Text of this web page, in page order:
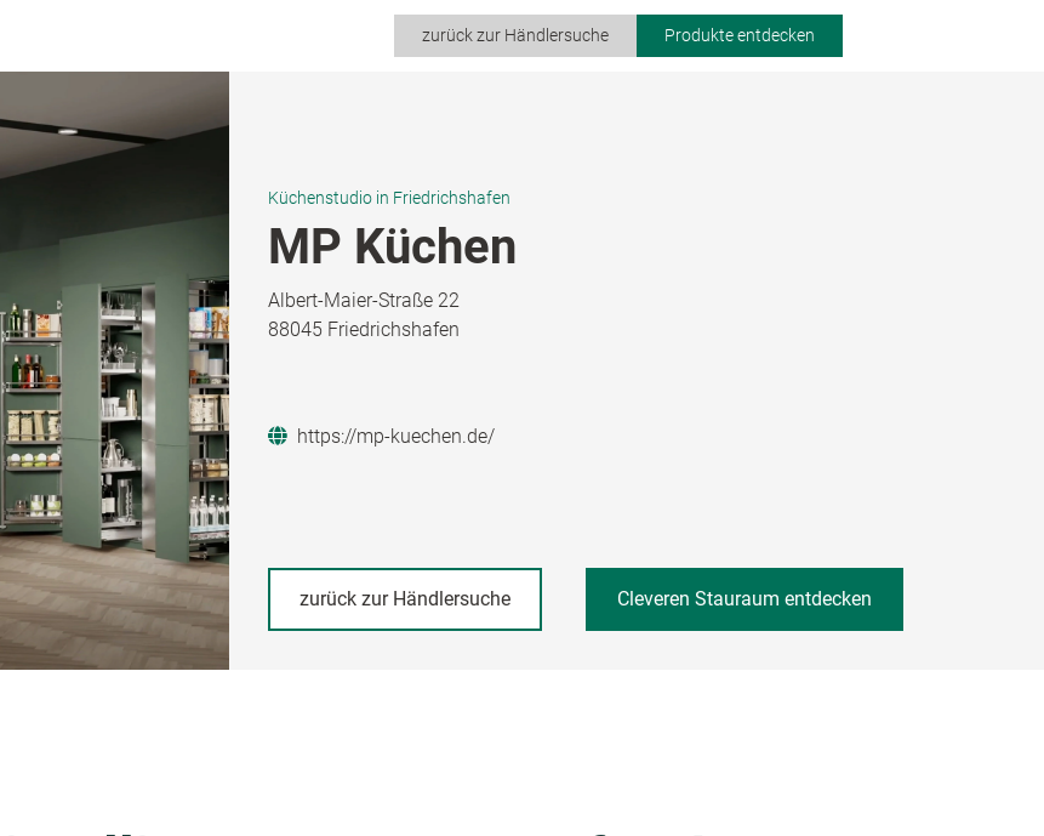
zurück zur Händlersuche Produkte entdecken
Küchenstudio in Friedrichshafen
MP Küchen
Albert-Maier-Straße 22
88045 Friedrichshafen
https://mp-kuechen.de/
zurück zur Händlersuche Cleveren Stauraum entdecken